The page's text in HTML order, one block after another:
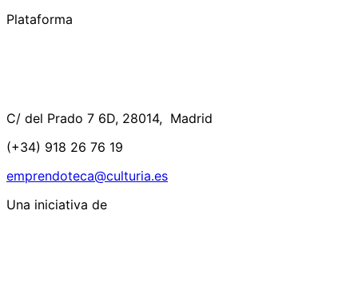
Plataforma
C/ del Prado 7 6D, 28014, Madrid
(+34) 918 26 76 19
emprendoteca@culturia.es
Una iniciativa de